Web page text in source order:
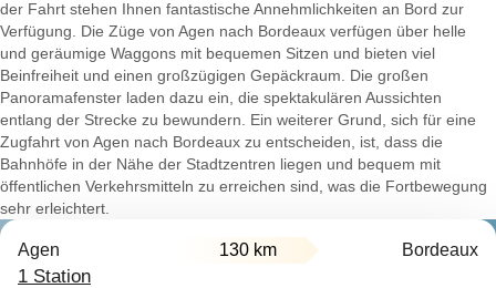
der Fahrt stehen Ihnen fantastische Annehmlichkeiten an Bord zur
Verfügung. Die Züge von Agen nach Bordeaux verfügen über helle
und geräumige Waggons mit bequemen Sitzen und bieten viel
Beinfreiheit und einen großzügigen Gepäckraum. Die großen
Panoramafenster laden dazu ein, die spektakulären Aussichten
entlang der Strecke zu bewundern. Ein weiterer Grund, sich für eine
Zugfahrt von Agen nach Bordeaux zu entscheiden, ist, dass die
Bahnhöfe in der Nähe der Stadtzentren liegen und bequem mit
öffentlichen Verkehrsmitteln zu erreichen sind, was die Fortbewegung
sehr erleichtert.
Agen 130 km Bordeaux
1 Station